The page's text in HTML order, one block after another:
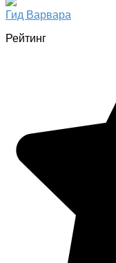
Гид Варвара
Рейтинг